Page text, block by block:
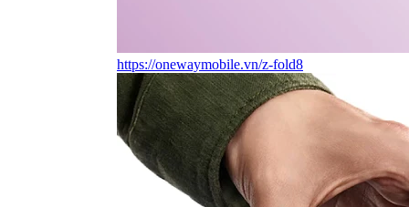
https://onewaymobile.vn/z-fold8